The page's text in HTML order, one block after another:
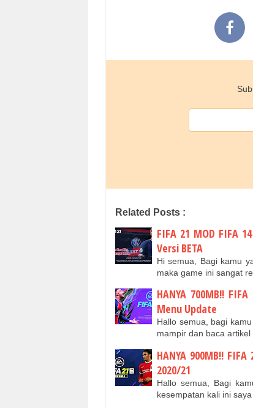
Related Posts :
FIFA 21 MOD FIFA
Versi BETA
Hi semua, Bagi kamu
maka game ini sangat
HANYA 700MB!!
Menu Update
Hallo semua, bagi
mampir dan baca
HANYA 900MB!!
2020/21
Hallo semua, Bagi
kesempatan kali ini